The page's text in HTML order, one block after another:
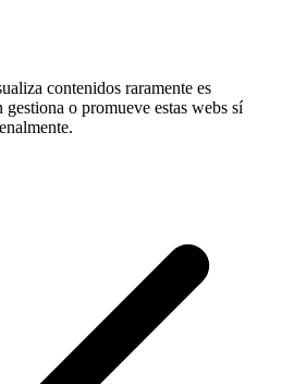
contenidos raramente es
o promueve estas webs sí